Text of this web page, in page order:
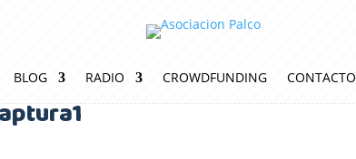
BLOG RADIO CROWDFUNDING CONTACTO